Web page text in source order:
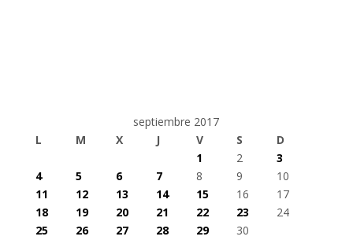
septiembre 2017
L
M X J V S
D
1
2
3
4
5 6 7 8 9
10
11
12 13 14 15 16
17
18
19 20 21 22 23
24
25
26 27 28 29
30